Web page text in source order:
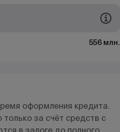
556 млн.
оформления кредита.
за счёт средств с